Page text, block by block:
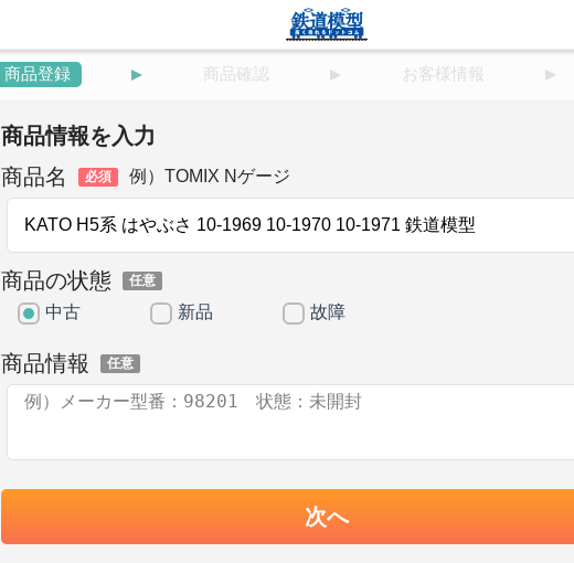
商品登録 商品確認 お客様情報
商品情報を入力
商品名
必須 例）TOMIX Nゲージ
商品の状態 任意
中古 新品 故障
商品情報 任意
次へ